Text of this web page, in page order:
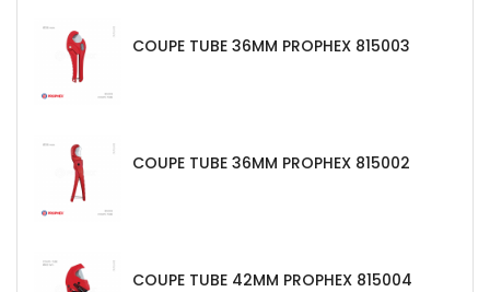
COUPE TUBE 36MM PROPHEX 815003
COUPE TUBE 36MM PROPHEX 815002
COUPE TUBE 42MM PROPHEX 815004